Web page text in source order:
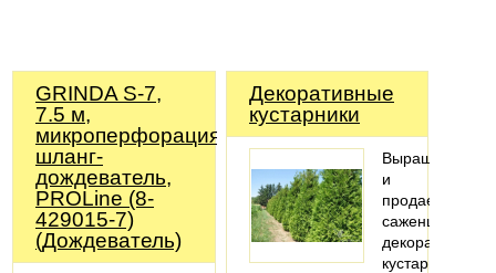
GRINDA S-7,
7.5 м,
микроперфорация,
шланг-
дождеватель,
PROLine (8-
429015-7)
(Дождеватель)
Декоративные
кустарники
Выращиваем
и
продаем
саженцы
декоративных
кустарников